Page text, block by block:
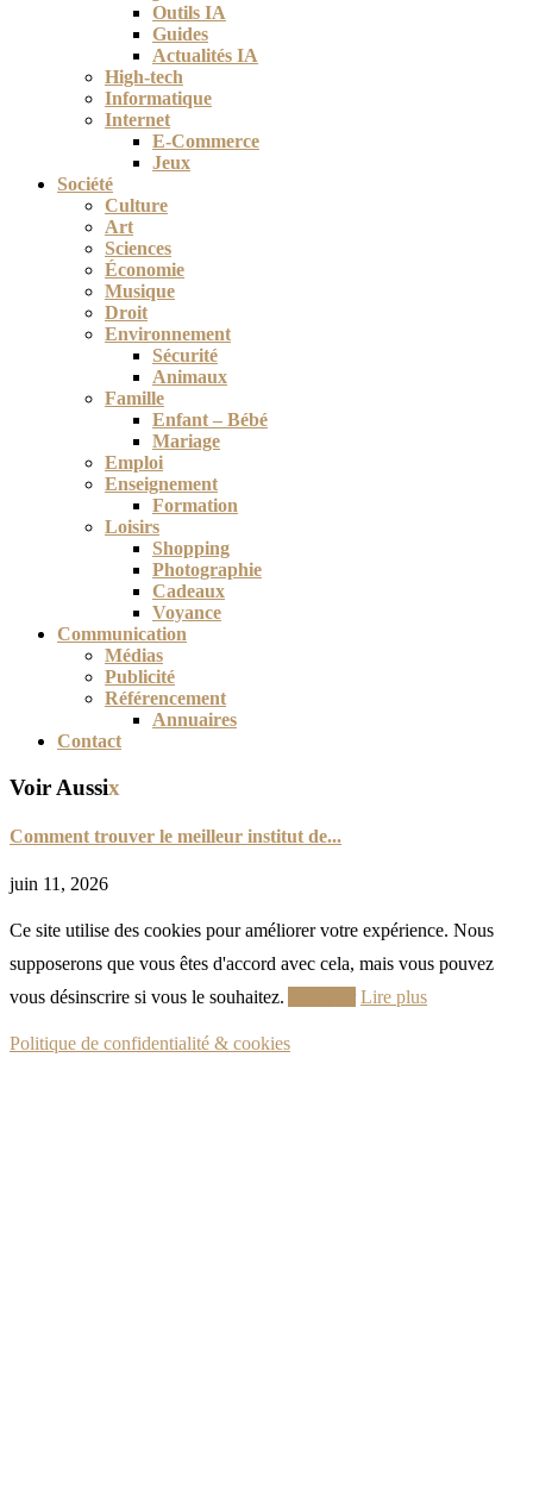
Outils IA
Guides
Actualités IA
High-tech
Informatique
Internet
E-Commerce
Jeux
Société
Culture
Art
Sciences
Économie
Musique
Droit
Environnement
Sécurité
Animaux
Famille
Enfant – Bébé
Mariage
Emploi
Enseignement
Formation
Loisirs
Shopping
Photographie
Cadeaux
Voyance
Communication
Médias
Publicité
Référencement
Annuaires
Contact
Voir Aussix
Comment trouver le meilleur institut de...
juin 11, 2026
Ce site utilise des cookies pour améliorer votre expérience. Nous
supposerons que vous êtes d'accord avec cela, mais vous pouvez
vous désinscrire si vous le souhaitez.
Lire plus
Politique de confidentialité & cookies